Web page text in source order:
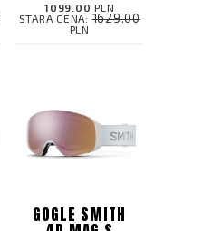
1099.00 PLN
STARA CENA:1629.00
PLN
GOGLE SMITH